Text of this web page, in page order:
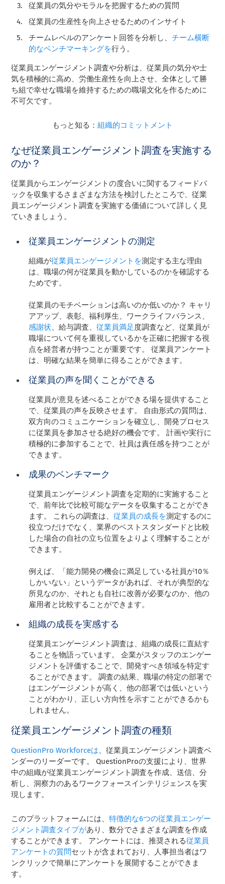
従業員の気分やモラルを把握するための質問
従業員の生産性を向上させるためのインサイト
チームレベルのアンケート回答を分析し、チーム横断
的なベンチマーキングを行う。
従業員エンゲージメント調査や分析は、従業員の気分や士
気を積極的に高め、労働生産性を向上させ、全体として勝
ち組で幸せな職場を維持するための職場文化を作るために
不可欠です。
もっと知る： 組織的コミットメント
なぜ従業員エンゲージメント調査を実施する
のか？
従業員からエンゲージメントの度合いに関するフィードバ
ックを収集するさまざまな方法を検討したところで、従業
員エンゲージメント調査を実施する価値について詳しく見
ていきましょう。
従業員エンゲージメントの測定
組織が従業員エンゲージメントを測定する主な理由
は、職場の何が従業員を動かしているのかを確認する
ためです。
従業員のモチベーションは高いのか低いのか？ キャリ
アアップ、表彰、福利厚生、ワークライフバランス、
感謝状、給与調査、従業員満足度調査など、従業員が
職場について何を重視しているかを正確に把握する視
点を経営者が持つことが重要です。 従業員アンケート
は、明確な結果を簡単に得ることができます。
従業員の声を聞くことができる
従業員が意見を述べることができる場を提供すること
で、従業員の声を反映させます。 自由形式の質問は、
双方向のコミュニケーションを確立し、開発プロセス
に従業員を参加させる絶好の機会です。 計画や実行に
積極的に参加することで、社員は責任感を持つことが
できます。
成果のベンチマーク
従業員エンゲージメント調査を定期的に実施すること
で、前年比で比較可能なデータを収集することができ
ます。 これらの調査は、従業員の成長を測定するのに
役立つだけでなく、業界のベストスタンダードと比較
した場合の自社の立ち位置をよりよく理解することが
できます。
例えば、「能力開発の機会に満足している社員が10％
しかいない」というデータがあれば、それが典型的な
所見なのか、それとも自社に改善が必要なのか、他の
雇用者と比較することができます。
組織の成長を実感する
従業員エンゲージメント調査は、組織の成長に直結す
ることを物語っています。 企業がスタッフのエンゲー
ジメントを評価することで、開発すべき領域を特定す
ることができます。 調査の結果、職場の特定の部署で
はエンゲージメントが高く、他の部署では低いという
ことがわかり、正しい方向性を示すことができるかも
しれません。
従業員エンゲージメント調査の種類
QuestionPro Workforceは、従業員エンゲージメント調査ベ
ンダーのリーダーです。 QuestionProの支援により、世界
中の組織が従業員エンゲージメント調査を作成、送信、分
析し、洞察力のあるワークフォースインテリジェンスを実
現します。
このプラットフォームには、特徴的な6つの従業員エンゲー
ジメント調査タイプがあり、数分でさまざまな調査を作成
することができます。 アンケートには、推奨される従業員
アンケートの質問セットが含まれており、人事担当者はワ
ンクリックで簡単にアンケートを展開することができま
す。